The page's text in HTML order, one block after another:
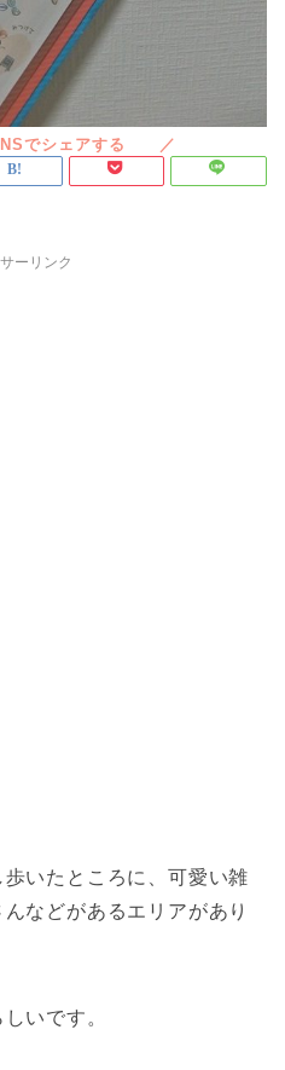
ーリンク
いたところに、可愛い雑
などがあるエリアがあり
いです。